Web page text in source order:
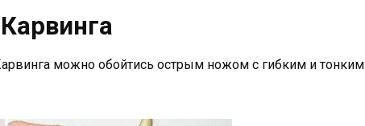
можно обойтись острым ножом с гибким и тонким